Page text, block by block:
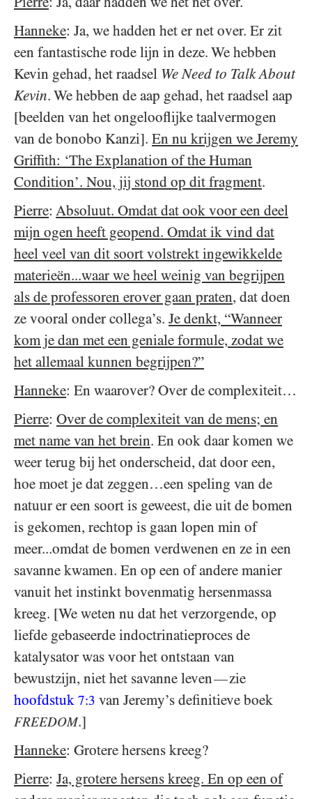
Hanneke: Ja, we hadden het er net over. Er zit
een fantastische rode lijn in deze. We hebben
Kevin gehad, het raadsel We Need to Talk About
Kevin. We hebben de aap gehad, het raadsel aap
[beelden van het ongelooflijke taalvermogen
van de bonobo Kanzi]. En nu krijgen we Jeremy
Griffith: ‘The Explanation of the Human
Condition’. Nou, jij stond op dit fragment.
Pierre: Absoluut. Omdat dat ook voor een deel
mijn ogen heeft geopend. Omdat ik vind dat
heel veel van dit soort volstrekt ingewikkelde
materieën...waar we heel weinig van begrijpen
als de professoren erover gaan praten, dat doen
ze vooral onder collega’s. Je denkt, “Wanneer
kom je dan met een geniale formule, zodat we
het allemaal kunnen begrijpen?”
Hanneke: En waarover? Over de complexiteit…
Pierre: Over de complexiteit van de mens; en
met name van het brein. En ook daar komen we
weer terug bij het onderscheid, dat door een,
hoe moet je dat zeggen…een speling van de
natuur er een soort is geweest, die uit de bomen
is gekomen, rechtop is gaan lopen min of
meer...omdat de bomen verdwenen en ze in een
savanne kwamen. En op een of andere manier
vanuit het instinkt bovenmatig hersenmassa
kreeg. [We weten nu dat het verzorgende, op
liefde gebaseerde indoctrinatieproces de
katalysator was voor het ontstaan van
bewustzijn, niet het savanne leven—zie
hoofdstuk 7:3 van Jeremy’s definitieve boek
FREEDOM.]
Hanneke: Grotere hersens kreeg?
Pierre: Ja, grotere hersens kreeg. En op een of